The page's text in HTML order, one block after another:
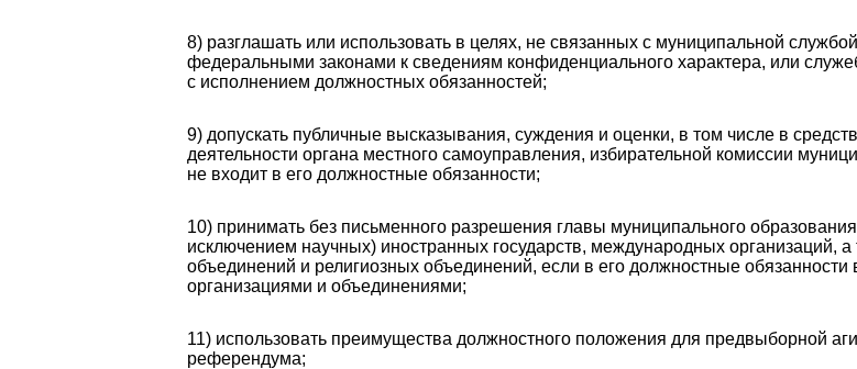
8) разглашать или использовать в целях, не связанных с муниципальной
федеральными законами к сведениям конфиденциального характера, или
с исполнением должностных обязанностей;
9) допускать публичные высказывания, суждения и оценки, в том числе в
деятельности органа местного самоуправления, избирательной комиссии
не входит в его должностные обязанности;
10) принимать без письменного разрешения главы муниципального
исключением научных) иностранных государств, международных организаций,
объединений и религиозных объединений, если в его должностные обязанности
организациями и объединениями;
11) использовать преимущества должностного положения для предвыборной
референдума;